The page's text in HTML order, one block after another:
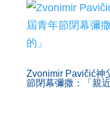
Zvonimir Pavičić神
節閉幕彌撒：「親